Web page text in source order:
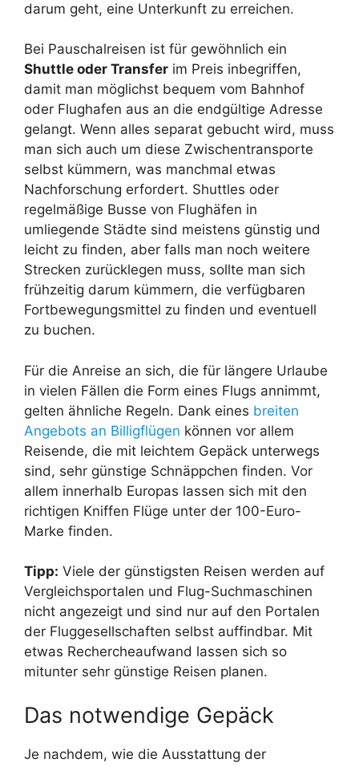
darum geht, eine Unterkunft zu erreichen.
Bei Pauschalreisen ist für gewöhnlich ein
Shuttle oder Transfer im Preis inbegriffen,
damit man möglichst bequem vom Bahnhof
oder Flughafen aus an die endgültige Adresse
gelangt. Wenn alles separat gebucht wird, muss
man sich auch um diese Zwischentransporte
selbst kümmern, was manchmal etwas
Nachforschung erfordert. Shuttles oder
regelmäßige Busse von Flughäfen in
umliegende Städte sind meistens günstig und
leicht zu finden, aber falls man noch weitere
Strecken zurücklegen muss, sollte man sich
frühzeitig darum kümmern, die verfügbaren
Fortbewegungsmittel zu finden und eventuell
zu buchen.
Für die Anreise an sich, die für längere Urlaube
in vielen Fällen die Form eines Flugs annimmt,
gelten ähnliche Regeln. Dank eines breiten
Angebots an Billigflügen können vor allem
Reisende, die mit leichtem Gepäck unterwegs
sind, sehr günstige Schnäppchen finden. Vor
allem innerhalb Europas lassen sich mit den
richtigen Kniffen Flüge unter der 100-Euro-
Marke finden.
Tipp: Viele der günstigsten Reisen werden auf
Vergleichsportalen und Flug-Suchmaschinen
nicht angezeigt und sind nur auf den Portalen
der Fluggesellschaften selbst auffindbar. Mit
etwas Rechercheaufwand lassen sich so
mitunter sehr günstige Reisen planen.
Das notwendige Gepäck
Je nachdem, wie die Ausstattung der